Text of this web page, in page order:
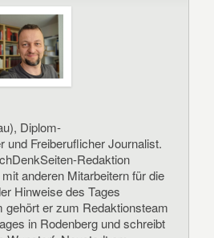
Diplom-
und Freiberuflicher Journalist.
Redaktion
anderen Mitarbeitern für die
Hinweise des Tages
gehört er zum Redaktionsteam
in Rodenberg und schreibt